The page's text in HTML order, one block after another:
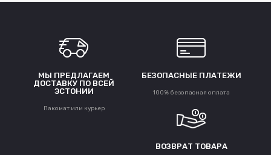
МЫ ПРЕДЛАГАЕМ
ДОСТАВКУ ПО ВСЕЙ
ЭСТОНИИ
Пакомат или курьер
БЕЗОПАСНЫЕ ПЛАТЕЖИ
100% безопасная оплата
ВОЗВРАТ ТОВАРА